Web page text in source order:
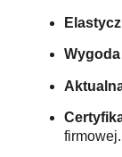
firmowej.